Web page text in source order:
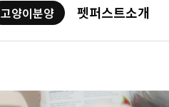
고양이분양 펫퍼스트소개